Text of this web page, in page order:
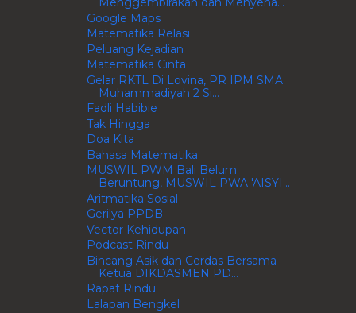
Google Maps
Matematika Relasi
Peluang Kejadian
Matematika Cinta
Gelar RKTL Di Lovina, PR IPM SMA
Muhammadiyah 2 Si...
Fadli Habibie
Tak Hingga
Doa Kita
Bahasa Matematika
MUSWIL PWM Bali Belum
Beruntung, MUSWIL PWA 'AISYI...
Aritmatika Sosial
Gerilya PPDB
Vector Kehidupan
Podcast Rindu
Bincang Asik dan Cerdas Bersama
Ketua DIKDASMEN PD...
Rapat Rindu
Lalapan Bengkel